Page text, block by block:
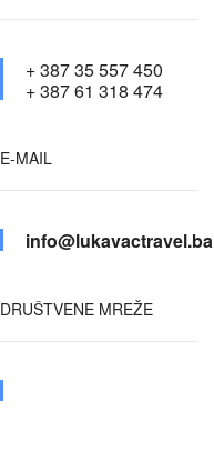
+ 387 35 557 450
+ 387 61 318 474
E-MAIL
info@lukavactravel.ba
DRUŠTVENE MREŽE